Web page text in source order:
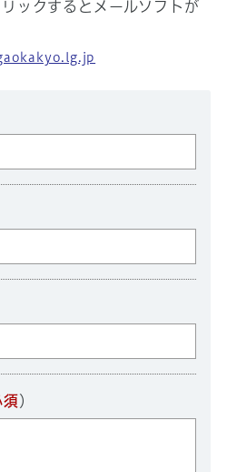
ックするとメールソフトが
須 ）